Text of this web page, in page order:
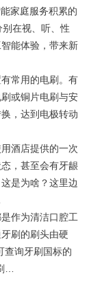
家庭服务积累的
在视、听、性
能体验，带来新
常用的电刷。有
或铜片电刷与安
，达到电极转动
酒店提供的一次
，甚至会有牙龈
是为啥？这里边
作为清洁口腔工
刷的刷头由硬
查询牙刷国标的
…